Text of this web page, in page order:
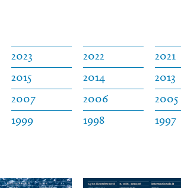
2023 2022 2021
2015 2014 2013
2007 2006 2005
1999 1998 1997